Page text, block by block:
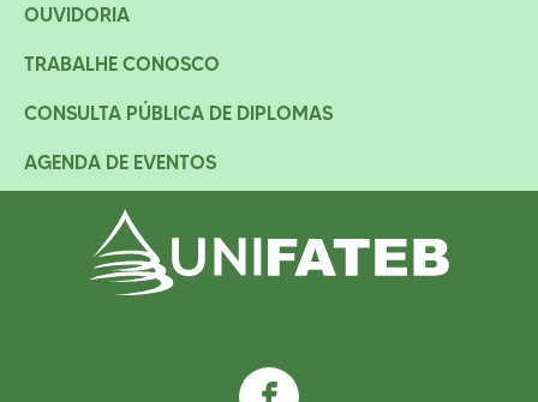
OUVIDORIA
TRABALHE CONOSCO
CONSULTA PÚBLICA DE DIPLOMAS
AGENDA DE EVENTOS